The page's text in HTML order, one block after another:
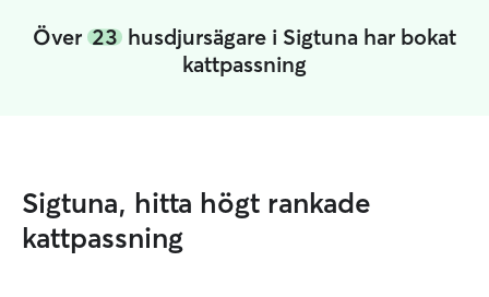
Över 23 husdjursägare i Sigtuna har bokat
kattpassning
Sigtuna, hitta högt rankade
kattpassning